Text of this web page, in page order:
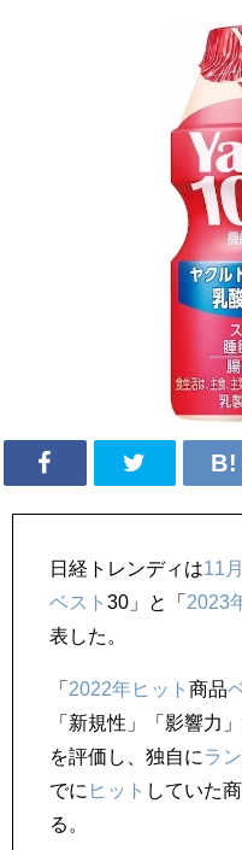
日経トレンディは11
ベスト 30」と「 2023
表した。
「 2022年ヒット 商品
「新規性」「影響力
を評価し、独自にラ
でに ヒット していた
る。